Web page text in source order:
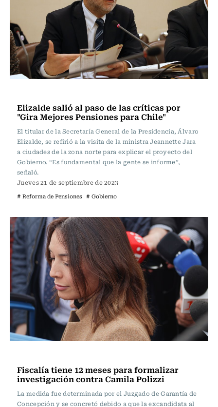
Elizalde salió al paso de las críticas por
"Gira Mejores Pensiones para Chile"
El titular de la Secretaría General de la Presidencia, Álvaro
Elizalde, se refirió a la visita de la ministra Jeannette Jara
a ciudades de la zona norte para explicar el proyecto del
Gobierno. “Es fundamental que la gente se informe”,
señaló.
Jueves 21 de septiembre de 2023
# Reforma de Pensiones # Gobierno
Fiscalía tiene 12 meses para formalizar
investigación contra Camila Polizzi
La medida fue determinada por el Juzgado de Garantía de
Concepción y se concretó debido a que la excandidata al